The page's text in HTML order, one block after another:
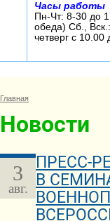
Часы работы
Пн-Чт: 8-30 до
обеда) Сб.,
четверг с 10.00
Главная
Новости
3
авг.
ПРЕСС-
В